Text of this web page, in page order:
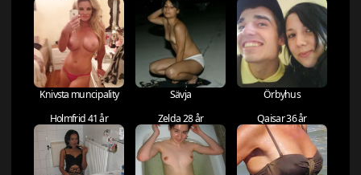
Knivsta muncipality Sävja
Örbyhus
Holmfrid 41 år
Zelda 28 år Qaisar 36 år